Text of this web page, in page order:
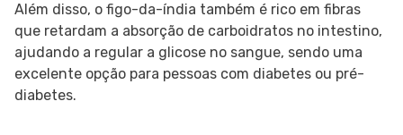
Além disso, o figo-da-índia também é rico em fibras
que retardam a absorção de carboidratos no intestino,
ajudando a regular a glicose no sangue, sendo uma
excelente opção para pessoas com diabetes ou pré-
diabetes.